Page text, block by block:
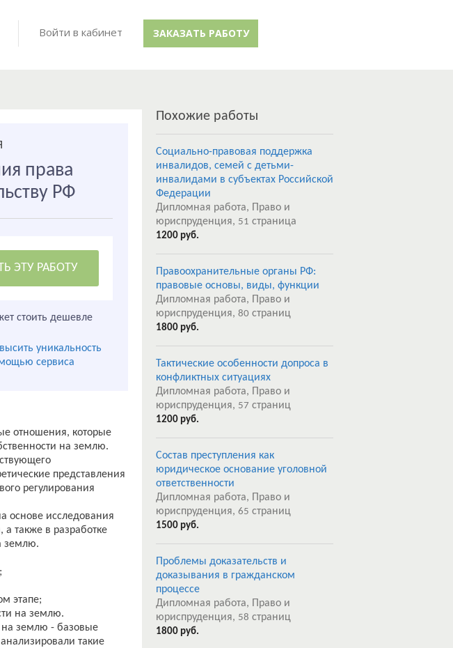
работыВойти в кабинет ЗАКАЗАТЬ РАБОТУ
права
РФ
ЭТУ РАБОТУ
стоить дешевле
уникальность
сервиса
отношения, которые
на землю.
представления
регулирования
основе исследования
а также в разработке
землю.
этапе;
на землю.
на землю - базовые
такие
Похожие работы
Социально-правовая поддержка
инвалидов, семей с детьми-
инвалидами в субъектах Российской
Федерации
Дипломная работа, Право и
юриспруденция, 51 страница
1200 руб.
Правоохранительные органы РФ:
правовые основы, виды, функции
Дипломная работа, Право и
юриспруденция, 80 страниц
1800 руб.
Тактические особенности допроса в
конфликтных ситуациях
Дипломная работа, Право и
юриспруденция, 57 страниц
1200 руб.
Состав преступления как
юридическое основание уголовной
ответственности
Дипломная работа, Право и
юриспруденция, 65 страниц
1500 руб.
Проблемы доказательств и
доказывания в гражданском
процессе
Дипломная работа, Право и
юриспруденция, 58 страниц
1800 руб.